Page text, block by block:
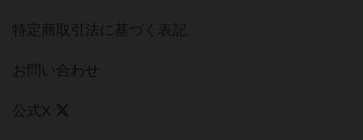
特定商取引法に基づく表記
お問い合わせ
公式X